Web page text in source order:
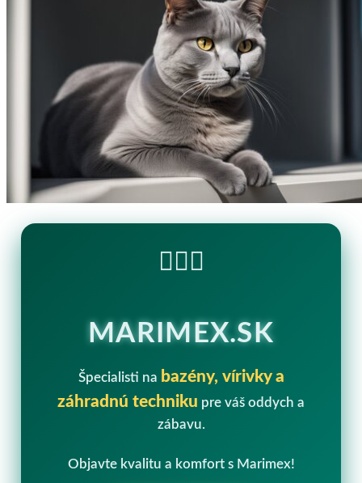
🏊‍♂️💧
MARIMEX.SK
Špecialisti na bazény, vírivky a
záhradnú techniku pre váš oddych a
zábavu.
Objavte kvalitu a komfort s Marimex!